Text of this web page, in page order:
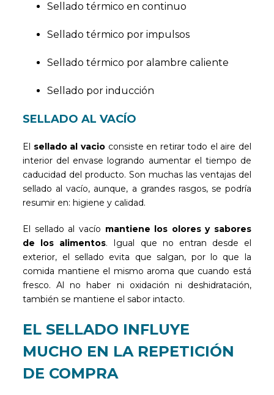
Sellado térmico en continuo
Sellado térmico por impulsos
Sellado térmico por alambre caliente
Sellado por inducción
SELLADO AL VACÍO
El sellado al vacioconsiste en retirar todo el aire del
interior del envase logrando aumentar el tiempo de
caducidad del producto. Son muchas las ventajas del
sellado al vacío, aunque, a grandes rasgos, se podría
resumir en: higiene y calidad.
El sellado al vacío mantiene los olores y sabores
de los alimentos. Igual que no entran desde el
exterior, el sellado evita que salgan, por lo que la
comida mantiene el mismo aroma que cuando está
fresco. Al no haber ni oxidación ni deshidratación,
también se mantiene el sabor intacto.
EL SELLADO INFLUYE
MUCHO EN LA REPETICIÓN
DE COMPRA